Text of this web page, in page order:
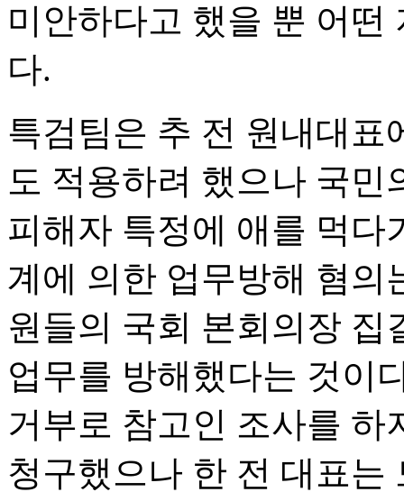
미안하다고 했을 뿐 어떤
다.
특검팀은 추 전 원내대표
도 적용하려 했으나 국민
피해자 특정에 애를 먹다
계에 의한 업무방해 혐의
원들의 국회 본회의장 집
업무를 방해했다는 것이
거부로 참고인 조사를 하
청구했으나 한 전 대표는